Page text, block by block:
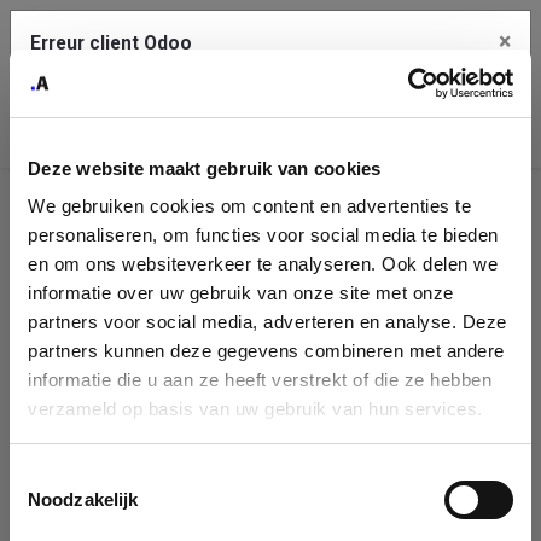
Deze website maakt gebruik van cookies
We gebruiken cookies om content en advertenties te
personaliseren, om functies voor social media te bieden
en om ons websiteverkeer te analyseren. Ook delen we
informatie over uw gebruik van onze site met onze
partners voor social media, adverteren en analyse. Deze
partners kunnen deze gegevens combineren met andere
informatie die u aan ze heeft verstrekt of die ze hebben
verzameld op basis van uw gebruik van hun services.
Noodzakelijk
Identification
de
l'entreprise
Please fill in your company details
form. If you don't find your company in our database, you can create
a new company record with the button below.
Erreur client Odoo ×
Une erreur s'est produite
Utilisez le bouton Copier pour reporter cette erreur à votre
service de support.
Voir les détails
Ok